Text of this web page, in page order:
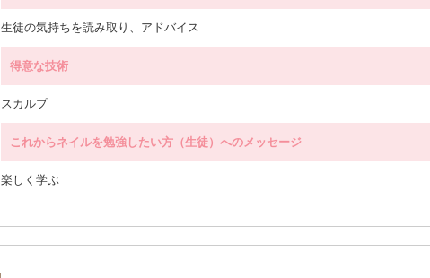
生徒の気持ちを読み取り、アドバイス
得意な技術
スカルプ
これからネイルを勉強したい方（生徒）へのメッセージ
楽しく学ぶ